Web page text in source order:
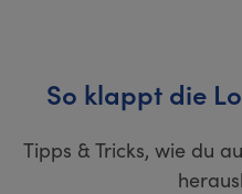
So klappt die
Tipps & Tricks, wie du